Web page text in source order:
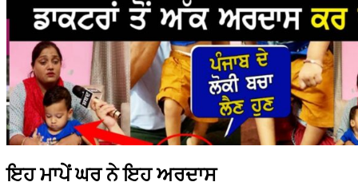
ਇਹ ਮਾਪੇਂ ਘਰ ਨੇ ਇਹ ਅਰਦਾਸ